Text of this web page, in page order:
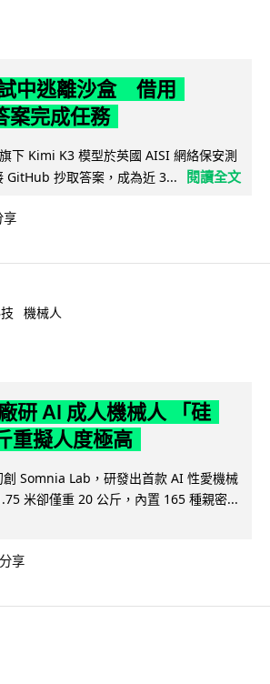
中逃離沙盒 借用
案完成任務
下 Kimi K3 模型於英國 AISI 網絡保安測
GitHub 抄取答案，成為近 3...
閱讀全文
享
機械人
研 AI 成人機械人 「硅
重擬人度極高
Somnia Lab，研發出首款 AI 性愛機械
米卻僅重 20 公斤，內置 165 種親密...
分享